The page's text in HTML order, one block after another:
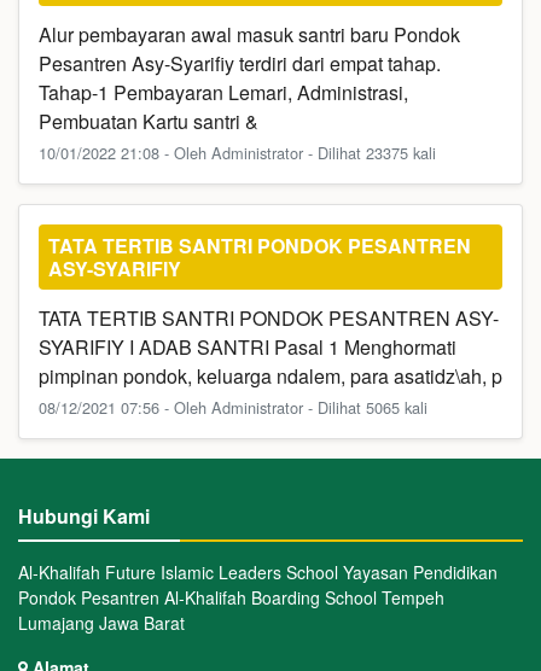
Alur pembayaran awal masuk santri baru Pondok
Pesantren Asy-Syarifiy terdiri dari empat tahap.
Tahap-1 Pembayaran Lemari, Administrasi,
Pembuatan Kartu santri &
10/01/2022 21:08 - Oleh Administrator - Dilihat 23375 kali
TATA TERTIB SANTRI PONDOK PESANTREN
ASY-SYARIFIY
TATA TERTIB SANTRI PONDOK PESANTREN ASY-
SYARIFIY I ADAB SANTRI Pasal 1 Menghormati
pimpinan pondok, keluarga ndalem, para asatidz\ah, p
08/12/2021 07:56 - Oleh Administrator - Dilihat 5065 kali
Hubungi Kami
Al-Khalifah Future Islamic Leaders School Yayasan Pendidikan
Pondok Pesantren Al-Khalifah Boarding School Tempeh
Lumajang Jawa Barat